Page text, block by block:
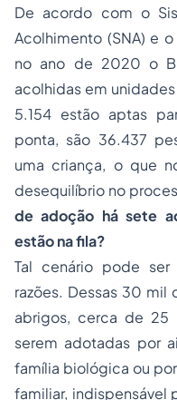
De acordo com o
Acolhimento (SNA) e
no ano de 2020 o
acolhidas em
5.154 estão aptas
ponta, são 36.437
uma criança, o que
desequilíbrio no
de adoção há sete
estão na fila?
Tal cenário pode
razões. Dessas 30 mil
abrigos, cerca de 25
serem adotadas por
família biológica ou
familiar, indispensável